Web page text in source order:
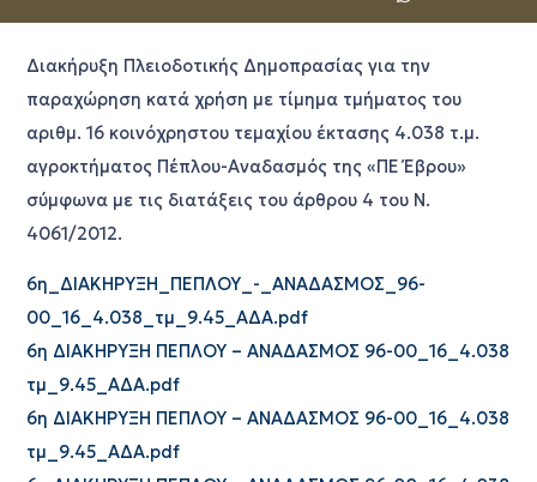
Διακήρυξη Πλειοδοτικής Δημοπρασίας για την
παραχώρηση κατά χρήση με τίμημα τμήματος του
αριθμ. 16 κοινόχρηστου τεμαχίου έκτασης 4.038 τ.μ.
αγροκτήματος Πέπλου-Αναδασμός της «ΠΕ Έβρου»
σύμφωνα με τις διατάξεις του άρθρου 4 του Ν.
4061/2012.
6η_ΔΙΑΚΗΡΥΞΗ_ΠΕΠΛΟΥ_-_ΑΝΑΔΑΣΜΟΣ_96-
00_16_4.038_τμ_9.45_ΑΔΑ.pdf
6η ΔΙΑΚΗΡΥΞΗ ΠΕΠΛΟΥ – ΑΝΑΔΑΣΜΟΣ 96-00_16_4.038
τμ_9.45_ΑΔΑ.pdf
6η ΔΙΑΚΗΡΥΞΗ ΠΕΠΛΟΥ – ΑΝΑΔΑΣΜΟΣ 96-00_16_4.038
τμ_9.45_ΑΔΑ.pdf